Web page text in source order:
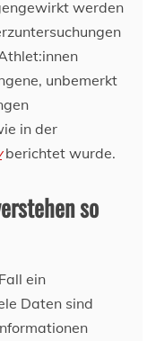
werden
unbemerkt
in der
berichtet wurde.
so
ein
Daten sind